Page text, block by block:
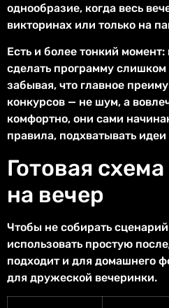
однообразие, когда весь
викторинах или только на
Есть и более тонкий
сделать программу
забывая, что главное
конкурсов — не шум, а
комфортно, они сами
правила, подхватывать
Готовая
на вечер
Чтобы не собирать
использовать простую
подходит и для домашнего
для дружеской вечеринки.